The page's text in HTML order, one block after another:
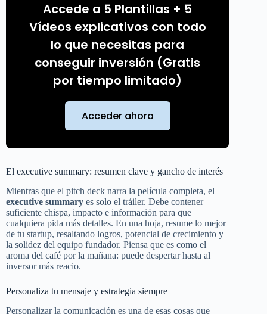
Accede a 5 Plantillas + 5
Vídeos explicativos con todo
lo que necesitas para
conseguir inversión (Gratis
por tiempo limitado)
Acceder ahora
El executive summary: resumen clave y gancho de interés
Mientras que el pitch deck narra la película completa, el
executive summary es solo el tráiler. Debe contener
suficiente chispa, impacto e información para que
cualquiera pida más detalles. En una hoja, resume lo mejor
de tu startup, resaltando logros, potencial de crecimiento y
la solidez del equipo fundador. Piensa que es como el
aroma del café por la mañana: puede despertar hasta al
inversor más reacio.
Personaliza tu mensaje y estrategia siempre
Personalizar la comunicación es una de esas cosas que